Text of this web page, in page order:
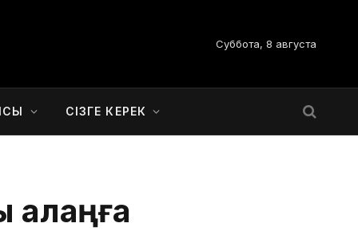
Суббота, 8 августа
СІЗГЕ КЕРЕК
алаңға